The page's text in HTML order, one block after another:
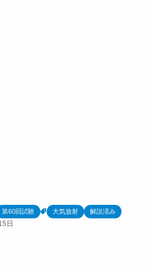
第60回試験 大気放射 解説済み
日